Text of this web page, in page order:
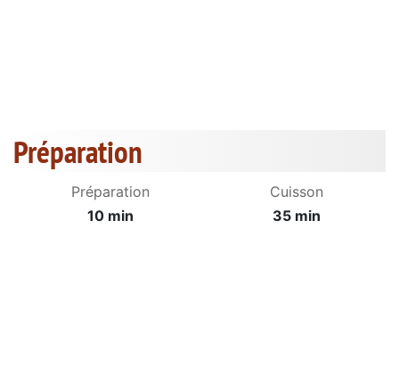
Préparation
Préparation
10 min
Cuisson
35 min